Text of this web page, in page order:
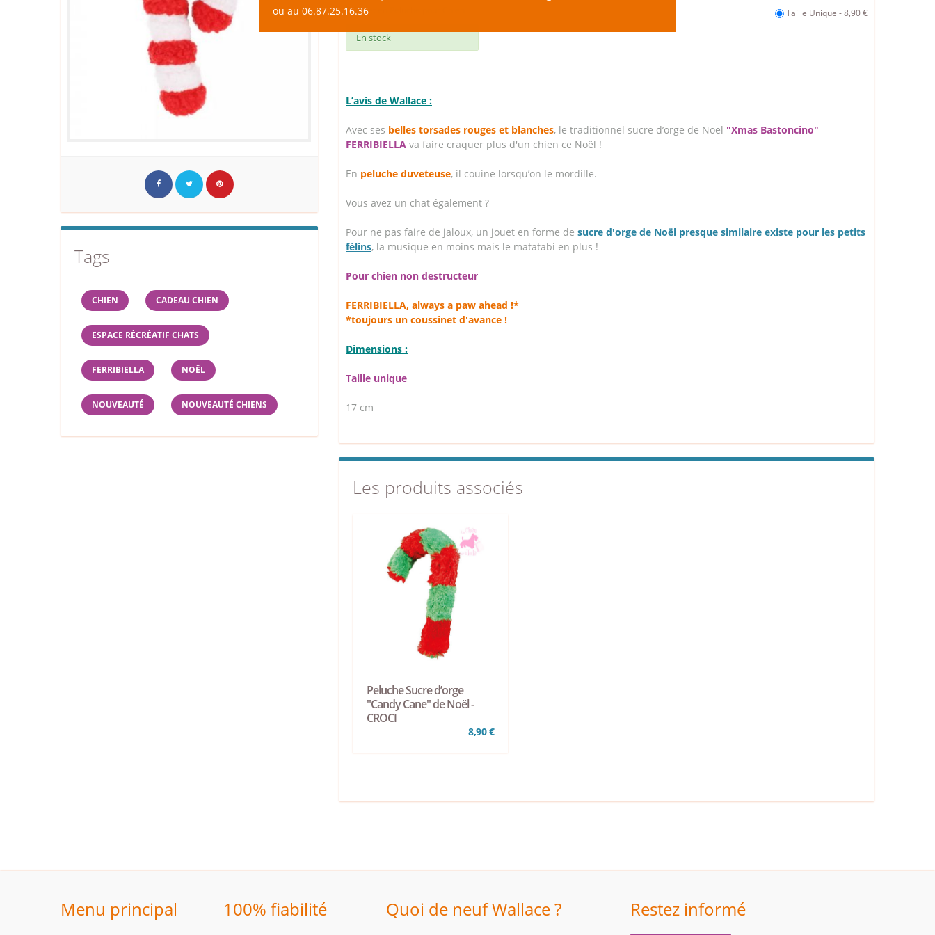
ou au 06.87.25.16.36
Tags
CHIEN CADEAU CHIEN
ESPACE RÉCRÉATIF CHATS
FERRIBIELLA NOËL
NOUVEAUTÉ NOUVEAUTÉ CHIENS
Jouet en Peluche pour Chien
En stock
Taille Unique - 8,90 €
L’avis de Wallace :
Avec ses belles torsades rouges et blanches, le traditionnel sucre d’orge de Noël "Xmas Bastoncino"
FERRIBIELLA va faire craquer plus d'un chien ce Noël !
En peluche duveteuse, il couine lorsqu’on le mordille.
Vous avez un chat également ?
Pour ne pas faire de jaloux, un jouet en forme de sucre d'orge de Noël presque similaire existe pour les petits
félins, la musique en moins mais le matatabi en plus !
Pour chien non destructeur
FERRIBIELLA, always a paw ahead !*
*toujours un coussinet d'avance !
Dimensions :
Taille unique
17 cm
Les produits associés
Peluche Sucre d’orge
"Candy Cane" de Noël -
CROCI
8,90 €
Menu principal 100% fiabilité Quoi de neuf Wallace ? Restez informé